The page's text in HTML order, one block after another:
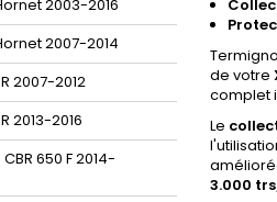
2003-2016
2007-2014
2007-2012
2013-2016
650 F 2014-
de votre
complet
Le
3.000